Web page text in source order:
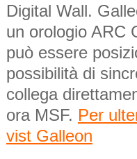
Digital Wall.
un orologio ARC
può essere
possibilità di
collega
ora MSF. Per
vist Galleon